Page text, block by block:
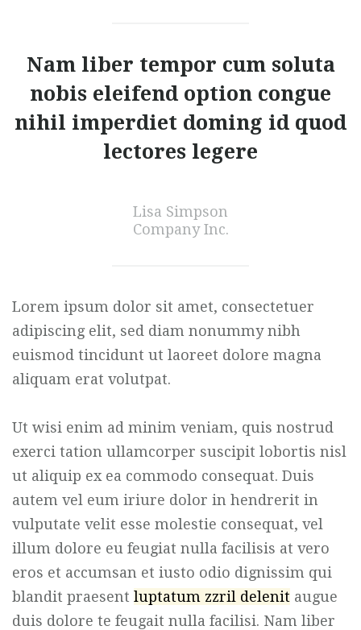
Nam liber tempor cum soluta
nobis eleifend option congue
nihil imperdiet doming id quod
lectores legere
Lisa Simpson
Company Inc.
Lorem ipsum dolor sit amet, consectetuer
adipiscing elit, sed diam nonummy nibh
euismod tincidunt ut laoreet dolore magna
aliquam erat volutpat.
Ut wisi enim ad minim veniam, quis nostrud
exerci tation ullamcorper suscipit lobortis nisl
ut aliquip ex ea commodo consequat. Duis
autem vel eum iriure dolor in hendrerit in
vulputate velit esse molestie consequat, vel
illum dolore eu feugiat nulla facilisis at vero
eros et accumsan et iusto odio dignissim qui
blandit praesent luptatum zzril delenit augue
duis dolore te feugait nulla facilisi. Nam liber